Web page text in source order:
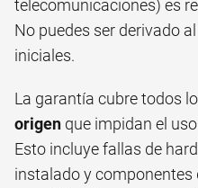
telecomunicaciones) es
No puedes ser derivado
iniciales.
La garantía cubre todos
origen que impidan el
Esto incluye fallas de
instalado y componentes